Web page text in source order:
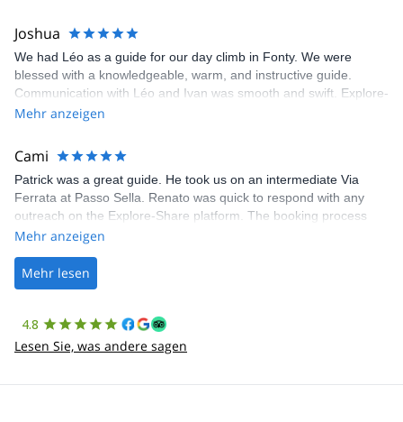
Joshua
We had Léo as a guide for our day climb in Fonty. We were
blessed with a knowledgeable, warm, and instructive guide.
Communication with Léo and Ivan was smooth and swift. Explore-
Share was excellent in arranging everything for our day climb.
making our adventure stress-free.
Mehr anzeigen
Cami
Patrick was a great guide. He took us on an intermediate Via
Ferrata at Passo Sella. Renato was quick to respond with any
outreach on the Explore-Share platform. The booking process
was straightforward, and once Patrick was confirmed, all went
the platform.
Mehr anzeigen
Mehr lesen
4.8
Lesen Sie, was andere sagen